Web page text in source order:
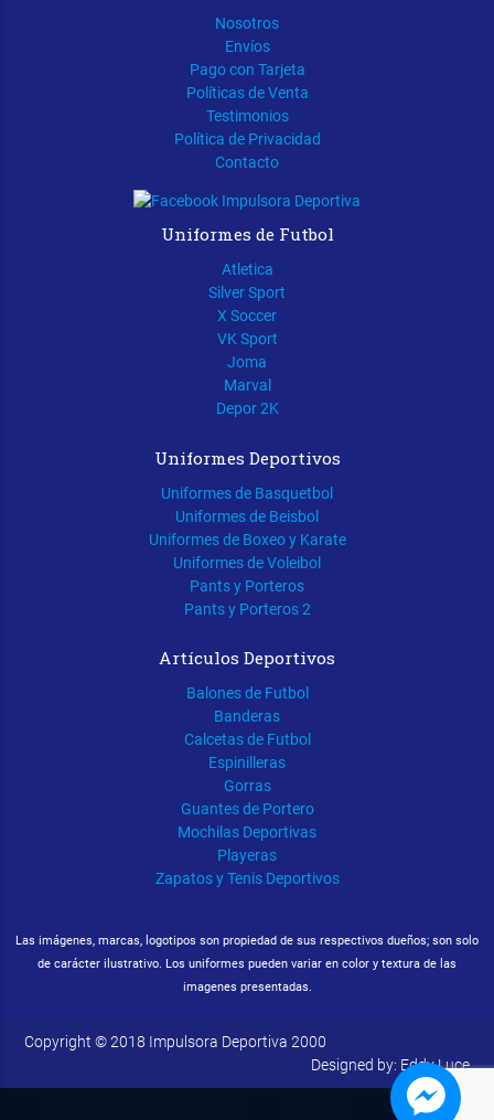
Nosotros
Envíos
Pago con Tarjeta
Políticas de Venta
Testimonios
Política de Privacidad
Contacto
Uniformes de Futbol
Atletica
Silver Sport
X Soccer
VK Sport
Joma
Marval
Depor 2K
Uniformes Deportivos
Uniformes de Basquetbol
Uniformes de Beisbol
Uniformes de Boxeo y Karate
Uniformes de Voleibol
Pants y Porteros
Pants y Porteros 2
Artículos Deportivos
Balones de Futbol
Banderas
Calcetas de Futbol
Espinilleras
Gorras
Guantes de Portero
Mochilas Deportivas
Playeras
Zapatos y Tenis Deportivos
Las imágenes, marcas, logotipos son propiedad de sus respectivos dueños; son solo
de carácter ilustrativo. Los uniformes pueden variar en color y textura de las
imagenes presentadas.
Copyright © 2018 Impulsora Deportiva 2000
Designed by: Eddy Luce